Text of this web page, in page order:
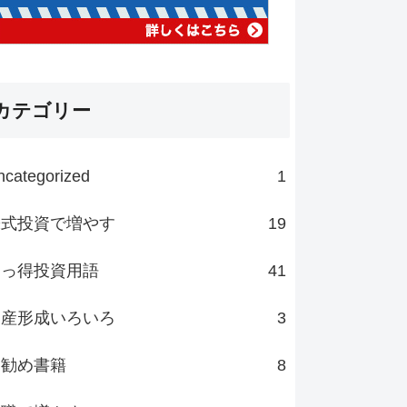
テゴリー
1
投資で増やす 19
得投資用語 41
形成いろいろ 3
め書籍 8